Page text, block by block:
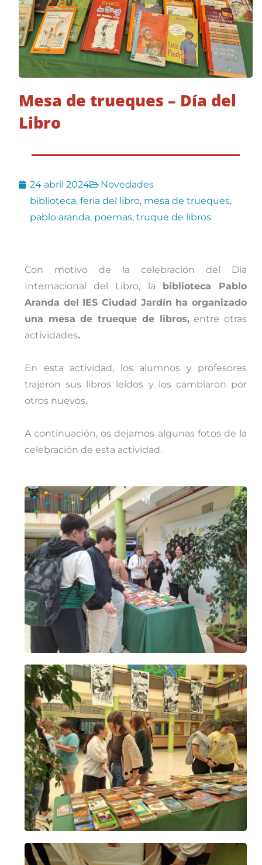
Mesa de trueques – Día del
Libro
24 abril 2024
Novedades
biblioteca, feria del libro, mesa de trueques,
pablo aranda, poemas, truque de libros
Con motivo de la celebración del Día
Internacional del Libro, la
biblioteca Pablo
Aranda del IES Ciudad Jardín ha organizado
una mesa de trueque de libros,entre otras
actividades.
En esta actividad, los alumnos y profesores
trajeron sus libros leídos y los cambiaron por
otros nuevos.
A continuación, os dejamos algunas fotos de la
celebración de esta actividad.